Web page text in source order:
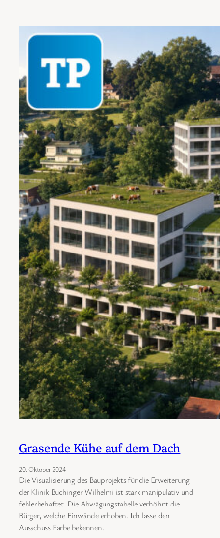
Grasende Kühe auf dem Dach
20. Oktober 2024
Die Visualisierung des Bauprojekts für die Erweiterung
der Klinik Buchinger Wilhelmi ist stark manipulativ und
fehlerbehaftet. Die Abwägungstabelle verhöhnt die
Bürger, welche Einwände erhoben. Ich lasse den
Ausschuss Farbe bekennen.